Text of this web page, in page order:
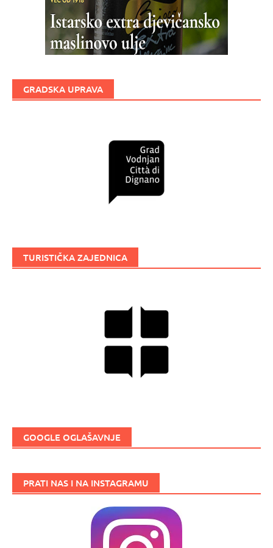
GRADSKA UPRAVA
TURISTIČKA ZAJEDNICA
GOOGLE OGLAŠAVNJE
PRATI NAS I NA INSTAGRAMU